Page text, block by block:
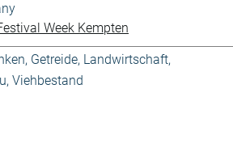
Week Kempten
, Getreide, Landwirtschaft,
, Viehbestand